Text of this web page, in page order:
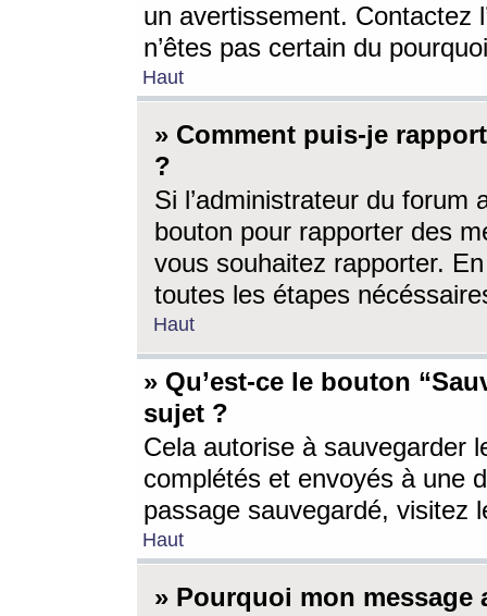
un avertissement. Contactez
n’êtes pas certain du
Haut
» Comment puis-je
?
Si l’administrateur du forum
bouton pour rapporter des
vous souhaitez rapporter.
toutes les étapes
Haut
» Qu’est-ce le bouton
sujet ?
Cela autorise à sauvegarder
complétés et envoyés à une
passage sauvegardé, visitez
Haut
» Pourquoi mon message